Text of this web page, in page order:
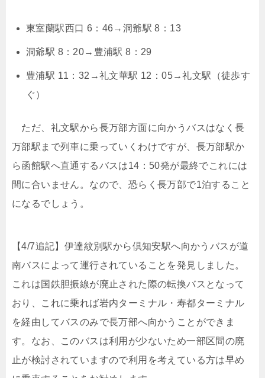
東室蘭駅西口 6：46→洞爺駅 8：13
洞爺駅 8：20→豊浦駅 8：29
豊浦駅 11：32→礼文華駅 12：05→礼文駅（徒歩す
ぐ）
ただ、礼文駅から長万部方面に向かうバスはなく長
万部駅まで列車に乗っていくわけですが、長万部駅か
ら函館駅へ直通するバスは14：50発が最終でこれには
間に合いません。なので、恐らく長万部で1泊すること
になるでしょう。
【4/7追記】伊達紋別駅から倶知安駅へ向かうバスが道
南バスによって運行されていることを発見しました。
これは国鉄胆振線が廃止された際の転換バスとなって
おり、これに乗れば岩内ターミナル・寿都ターミナル
を経由してバスのみで長万部へ向かうことができま
す。なお、このバスは利用が少ないため一部区間の廃
止が検討されていますので利用を考えている方は早め